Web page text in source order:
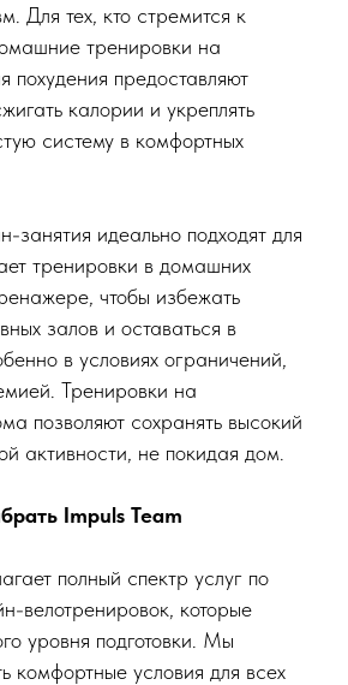
Для тех, кто стремится к
тренировки на
похудения предоставляют
калории и укреплять
систему в комфортных
занятия идеально подходят для
тренировки в домашних
чтобы избежать
залов и оставаться в
в условиях ограничений,
Тренировки на
позволяют сохранять высокий
активности, не покидая дом.
Impuls Team
полный спектр услуг по
велотренировок, которые
уровня подготовки. Мы
комфортные условия для всех